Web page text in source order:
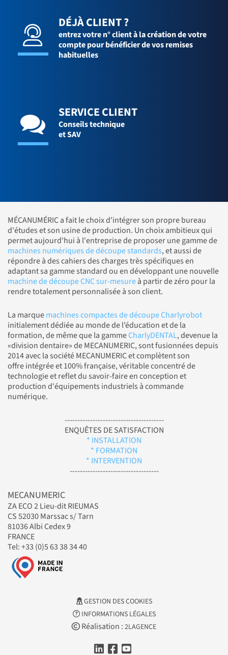
DÉJÀ CLIENT ?
entrez votre n° client à la création de votre
compte pour bénéficier de vos remises
habituelles
SERVICE CLIENT
Conseils technique
et SAV
MÉCANUMÉRIC a fait le choix d'intégrer son propre bureau
d'études et son usine de production. Un choix ambitieux qui
permet aujourd'hui à l'entreprise de proposer une gamme de
machines numériques de découpe standards, et aussi de
répondre à des cahiers des charges très spécifiques en
adaptant sa gamme standard ou en développant une nouvelle
machine de découpe CNC sur-mesureà partir de zéro pour la
rendre totalement personnalisée à son client.
La marquemachines compactes de découpe Charlyrobot
initialement dédiée au monde de l’éducation et de la
formation, de même que la gammeCharlyDENTAL, devenue la
«division dentaire» de MECANUMERIC, sont fusionnées depuis
2014 avec la société MECANUMERIC et complètent son
offre intégrée et 100% française, véritable concentré de
technologie et reflet du savoir-faire en conception et
production d'équipements industriels à commande
numérique.
---------------------------------------
ENQUÊTES DE SATISFACTION
* INSTALLATION
* FORMATION
* INTERVENTION
-----------------------------------
MECANUMERIC
ZA ECO 2 Lieu-dit RIEUMAS
CS 52030 Marssac s/ Tarn
81036 Albi Cedex 9
FRANCE
Tel: +33 (0)5 63 38 34 40
GESTION DES COOKIES
INFORMATIONS LÉGALES
Réalisation : 2LAGENCE